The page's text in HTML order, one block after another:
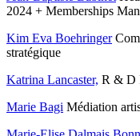
2024 + Memberships
Kim Eva Boehringer
stratégique
Katrina Lancaster, R & D
Marie Bagi Médiation